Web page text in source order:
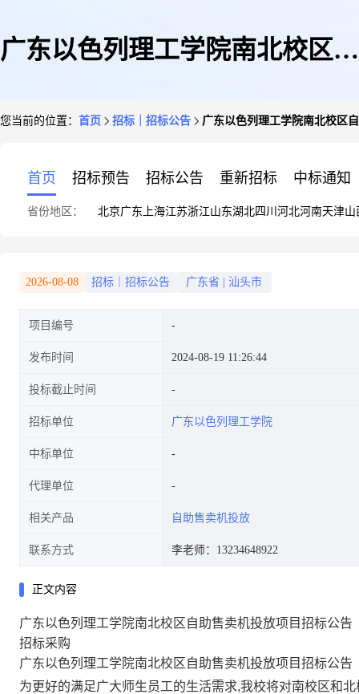
广东以色列理工学院南北校区自
您当前的位置： 首页 招标｜招标公告 广东以色列理工学院南北校区
首页 招标预告 招标公告 重新招标 中标通知
省份地区： 北京广东 上海江苏浙江山东湖北四川 河北河南天津山
2026-08-08 招标｜招标公告 广东省 汕头市
项目编号
发布时间 2024-08-19 11:26:44
投标截止时间
招标单位 广东以色列理工学院
中标单位
代理单位
相关产品 自助售卖机投放
联系方式 李老师：13234648922
正文内容
广东以色列理工学院南北校区自助售卖机投放项目招标公告
招标采购
广东以色列理工学院南北校区自助售卖机投放项目招标公告
为更好的满足广大师生员工的生活需求,我校将对南校区和